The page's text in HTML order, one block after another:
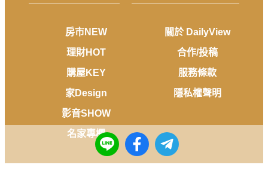
房市NEW
理財HOT
購屋KEY
家Design
影音SHOW
名家專欄
關於 DailyView
合作/投稿
服務條款
隱私權聲明